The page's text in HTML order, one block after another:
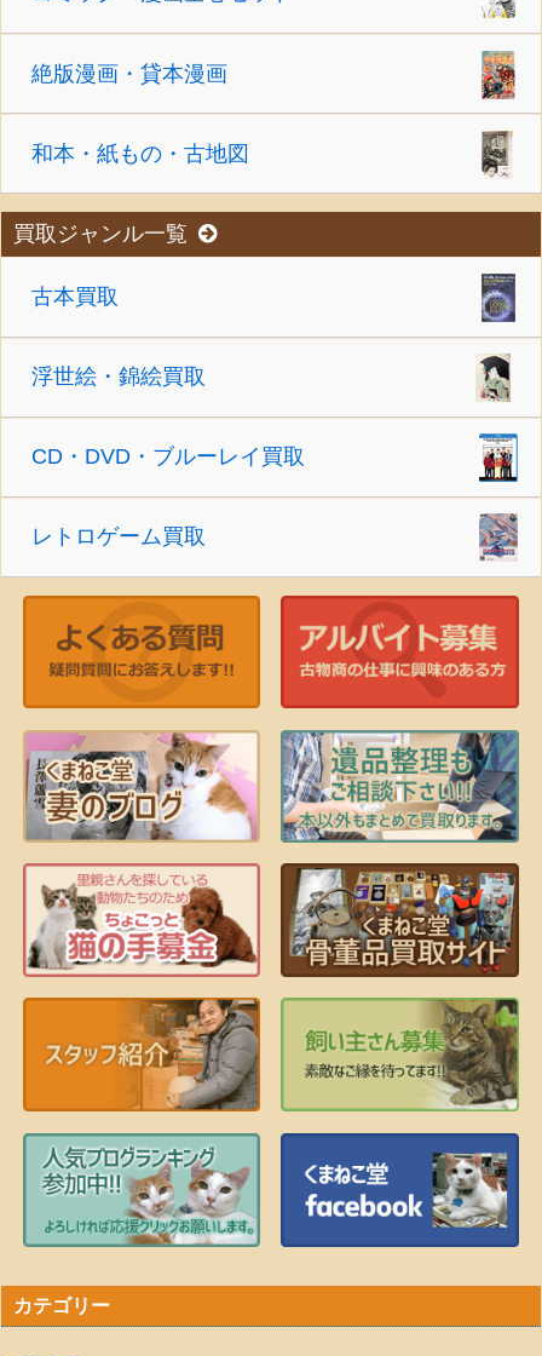
絶版漫画・貸本漫画
和本・紙もの・古地図
買取ジャンル一覧
古本買取
浮世絵・錦絵買取
CD・DVD・ブルーレイ買取
レトロゲーム買取
カテゴリー